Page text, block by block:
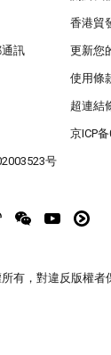
香港貿
訊 更新您
使用條
超連結
京ICP
号
有，對違反版權者